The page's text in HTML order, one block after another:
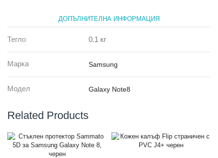
ДОПЪЛНИТЕЛНА ИНФОРМАЦИЯ
Тегло 0.1 кг
Марка Samsung
Модел Galaxy Note8
Related Products